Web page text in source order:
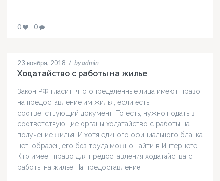
0 0
23 ноября, 2018 / by admin
Ходатайство с работы на жилье
Закон РФ гласит, что определенные лица имеют право
на предоставление им жилья, если есть
соответствующий документ. То есть, нужно подать в
соответствующие органы ходатайство с работы на
получение жилья. И хотя единого официального бланка
нет, образец его без труда можно найти в Интернете.
Кто имеет право для предоставления ходатайства с
работы на жилье На предоставление…